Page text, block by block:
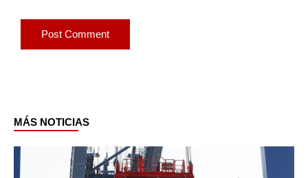
MÁS NOTICIAS
Page Page PagePage